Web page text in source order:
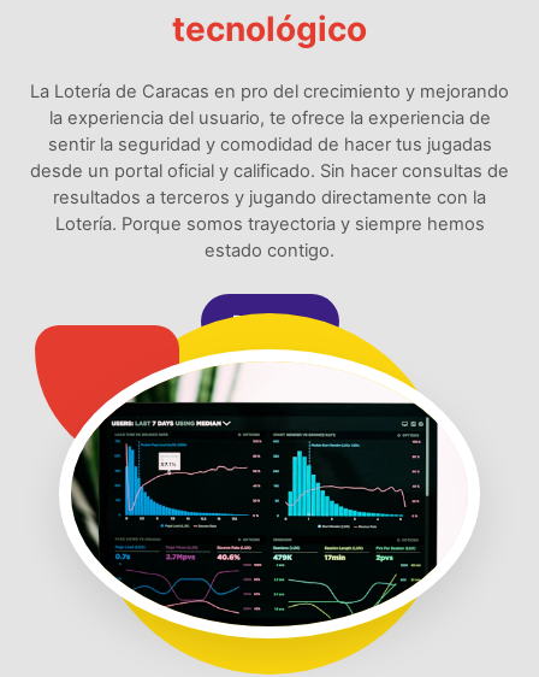
tecnológico
La Lotería de Caracas en pro del crecimiento y mejorando
la experiencia del usuario, te ofrece la experiencia de
sentir la seguridad y comodidad de hacer tus jugadas
desde un portal oficial y calificado. Sin hacer consultas de
resultados a terceros y jugando directamente con la
Lotería. Porque somos trayectoria y siempre hemos
estado contigo.
Registrar